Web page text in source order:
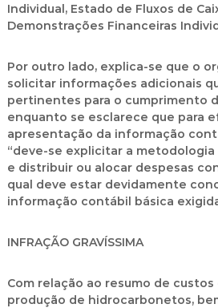
Individual, Estado de Fluxos de
Demonstrações Financeiras
Por outro lado, explica-se que o
solicitar informações adicionais
pertinentes para o cumprimento
enquanto se esclarece que para
apresentação da informação
“deve-se explicitar a
e distribuir ou alocar despesas
qual deve estar devidamente
informação contábil básica
INFRAÇÃO GRAVÍSSIMA
Com relação ao resumo de
produção de hidrocarbonetos,